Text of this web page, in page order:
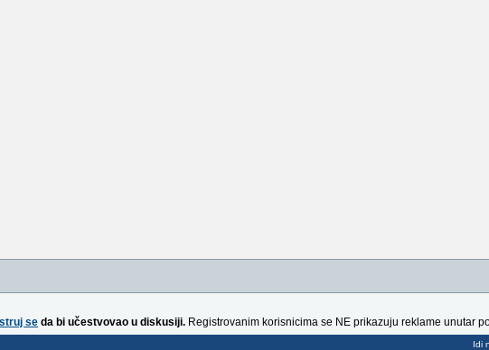
se da bi učestvovao u diskusiji. Registrovanim korisnicima se NE prikazuju reklame unutar
Idi